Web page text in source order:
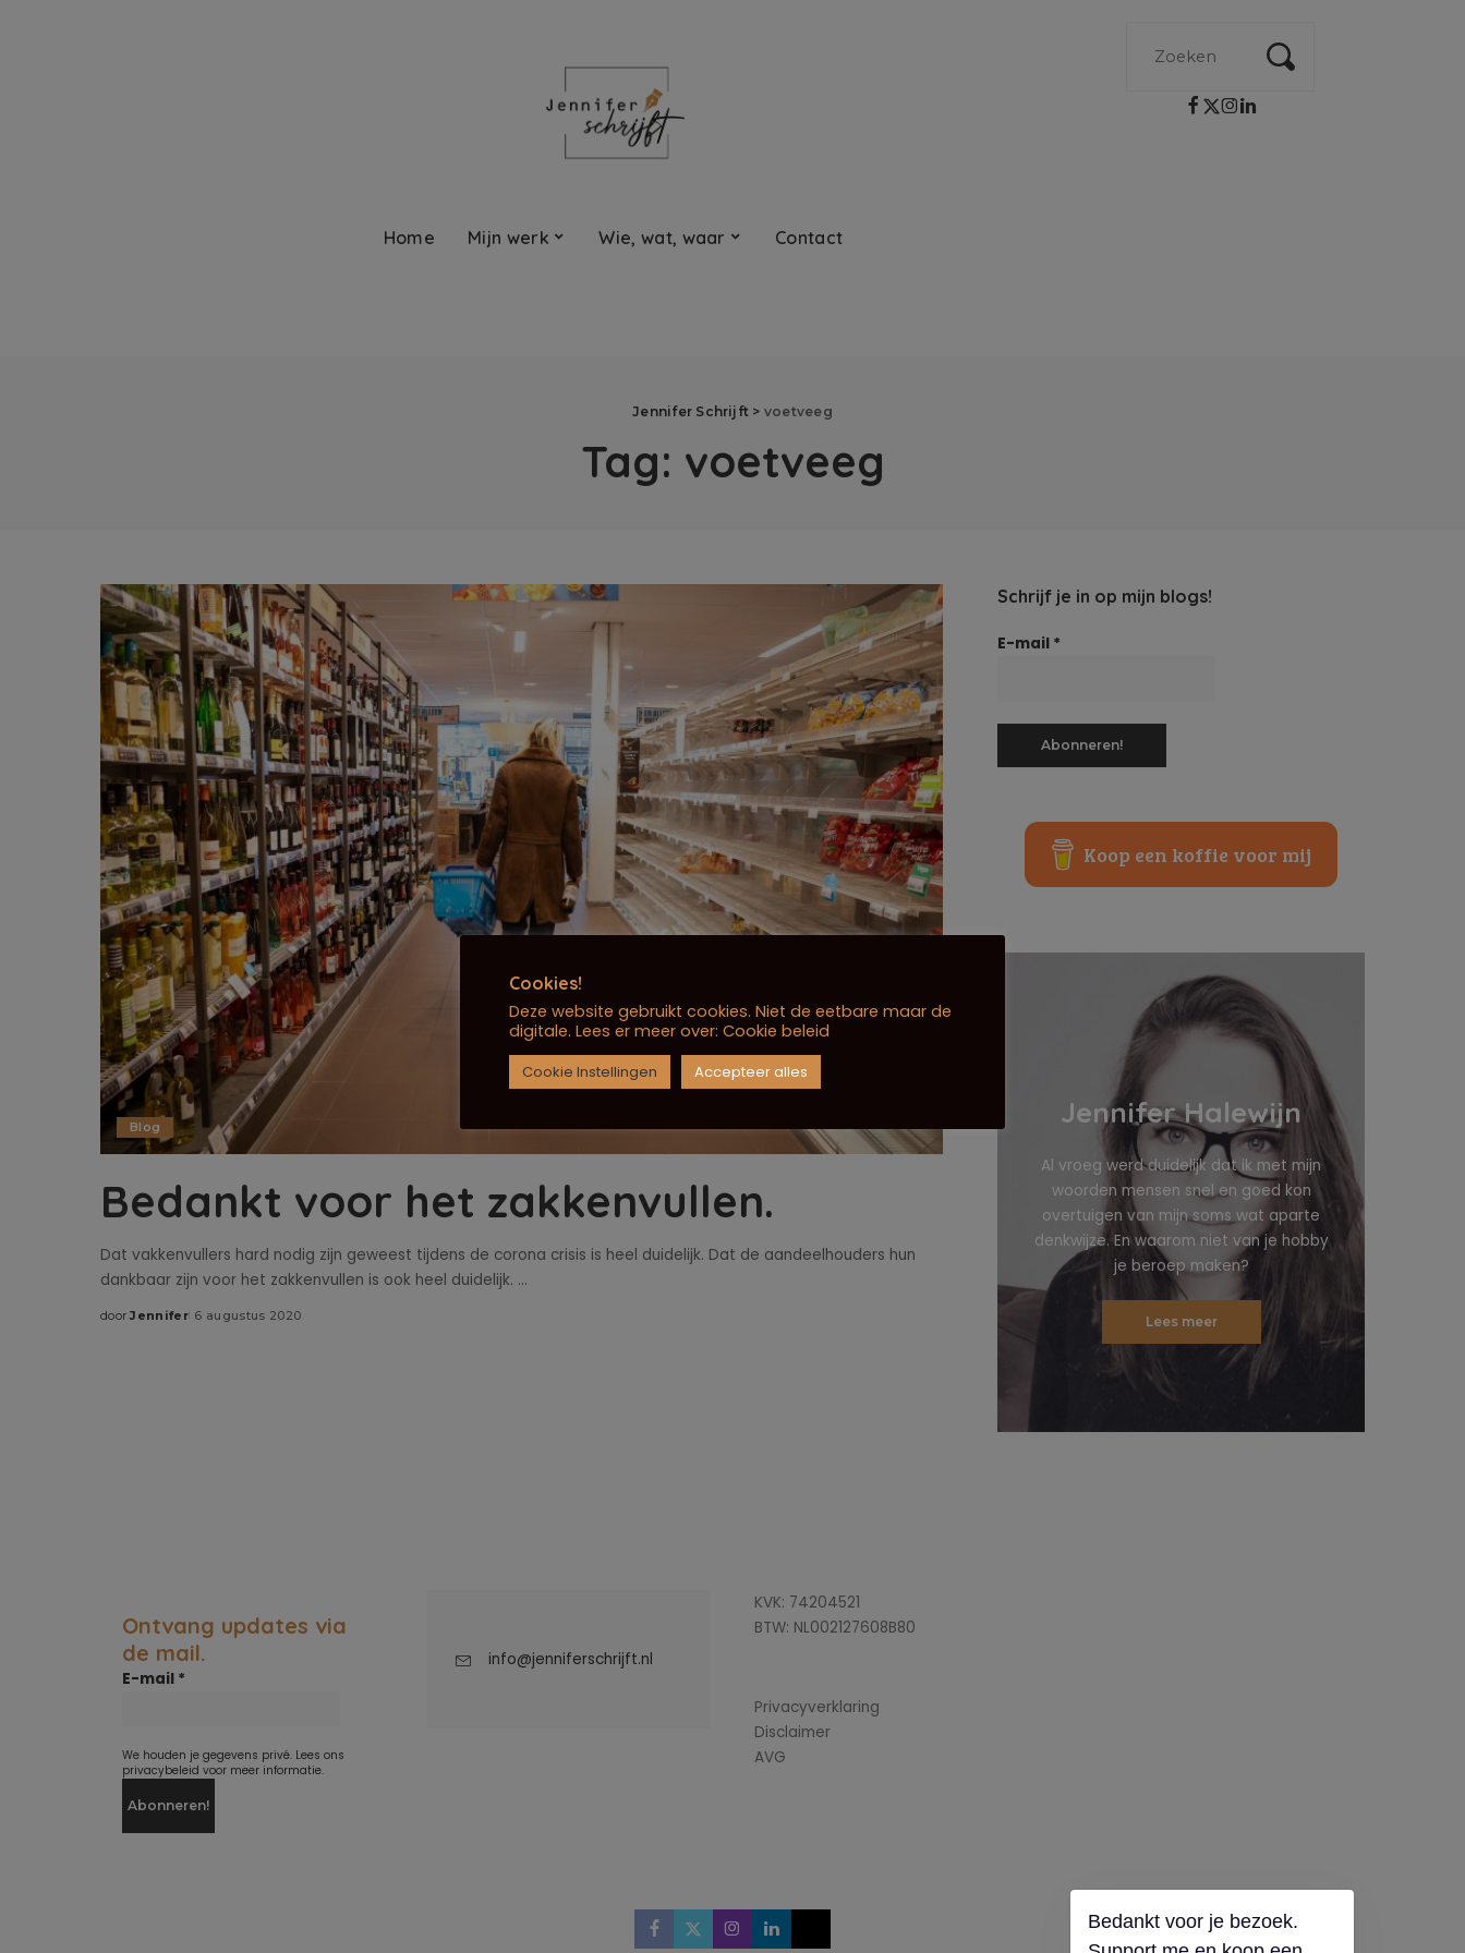
Home Mijn werk Wie, wat, waar Contact
Jennifer Schrijft > voetveeg
Tag: voetveeg
Blog
Bedankt voor het zakkenvullen.
Dat vakkenvullers hard nodig zijn geweest tijdens de corona crisis is heel duidelijk. Dat de aandeelhouders hun
dankbaar zijn voor het zakkenvullen is ook heel duidelijk. ...
door Jennifer 6 augustus 2020
Schrijf je in op mijn blogs!
E-mail *
Koop een koffie voor mij
Jennifer Halewijn
Al vroeg werd duidelijk dat ik met mijn
woorden mensen snel en goed kon
overtuigen van mijn soms wat aparte
denkwijze. En waarom niet van je hobby
je beroep maken?
Lees meer
Ontvang updates via
de mail.
E-mail *
We houden je gegevens privé. Lees ons
privacybeleid voor meer informatie.
info@jenniferschrijft.nl
KVK: 74204521
BTW: NL002127608B80
Privacyverklaring
Disclaimer
AVG
Cookies!
Deze website gebruikt cookies. Niet de eetbare maar de
digitale. Lees er meer over: Cookie beleid
Cookie Instellingen Accepteer alles